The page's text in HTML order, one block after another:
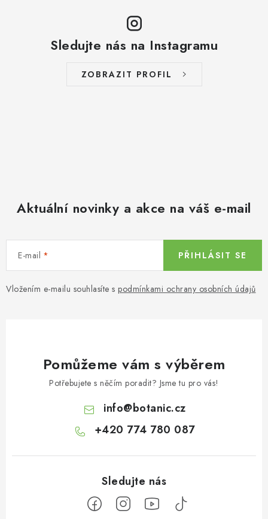
Sledujte nás na Instagramu
ZOBRAZIT PROFIL
Aktuální novinky a akce na váš e-mail
E-mail
Vložením e-mailu souhlasíte s podmínkami ochrany osobních údajů
PŘIHLÁSIT SE
Pomůžeme vám s výběrem
Potřebujete s něčím poradit? Jsme tu pro vás!
info@botanic.cz
+420 774 780 087